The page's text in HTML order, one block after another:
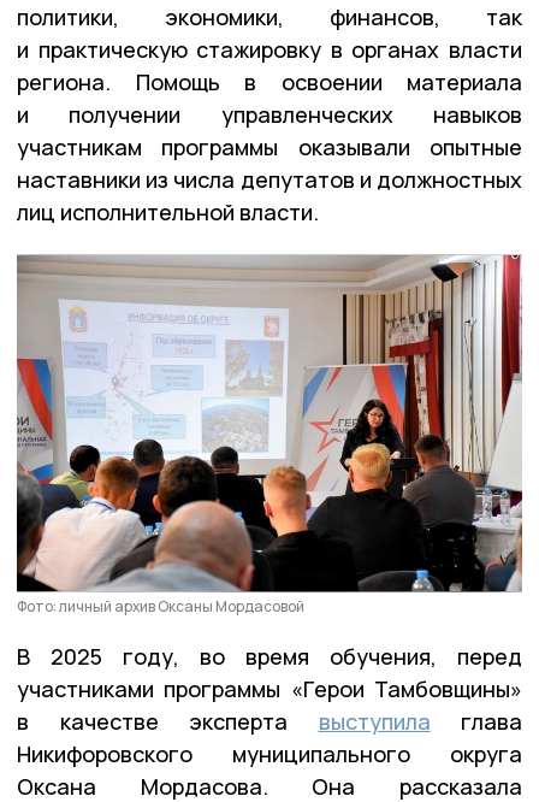
политики, экономики, финансов, так
и практическую стажировку в органах власти
региона. Помощь в освоении материала
и получении управленческих навыков
участникам программы оказывали опытные
наставники из числа депутатов и должностных
лиц исполнительной власти.
Фото: личный архив Оксаны Мордасовой
В 2025 году, во время обучения, перед
участниками программы «Герои Тамбовщины»
в качестве эксперта выступила глава
Никифоровского муниципального округа
Оксана Мордасова. Она рассказала